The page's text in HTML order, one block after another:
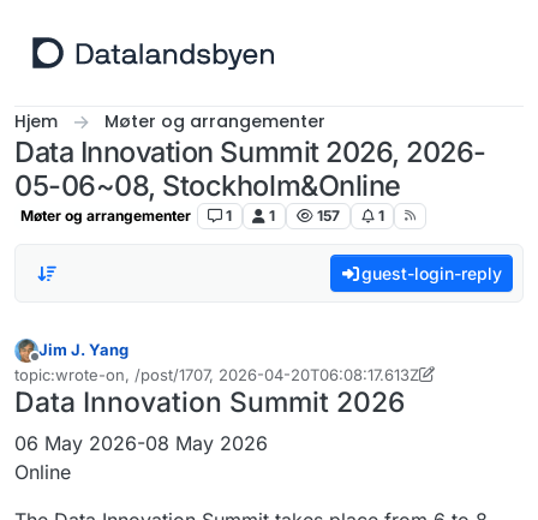
Hjem Møter og arrangementer
Data Innovation Summit 2026, 2026-
05-06~08, Stockholm&Online
Møter og arrangementer 1 1 157 1
guest-login-reply
Frakoblet
Jim J. Yang
topic:wrote-on, /post/1707, 2026-04-20T06:08:17.613Z
Sist endret av Jim J. Yang
Data Innovation Summit 2026
06 May 2026-08 May 2026
Online